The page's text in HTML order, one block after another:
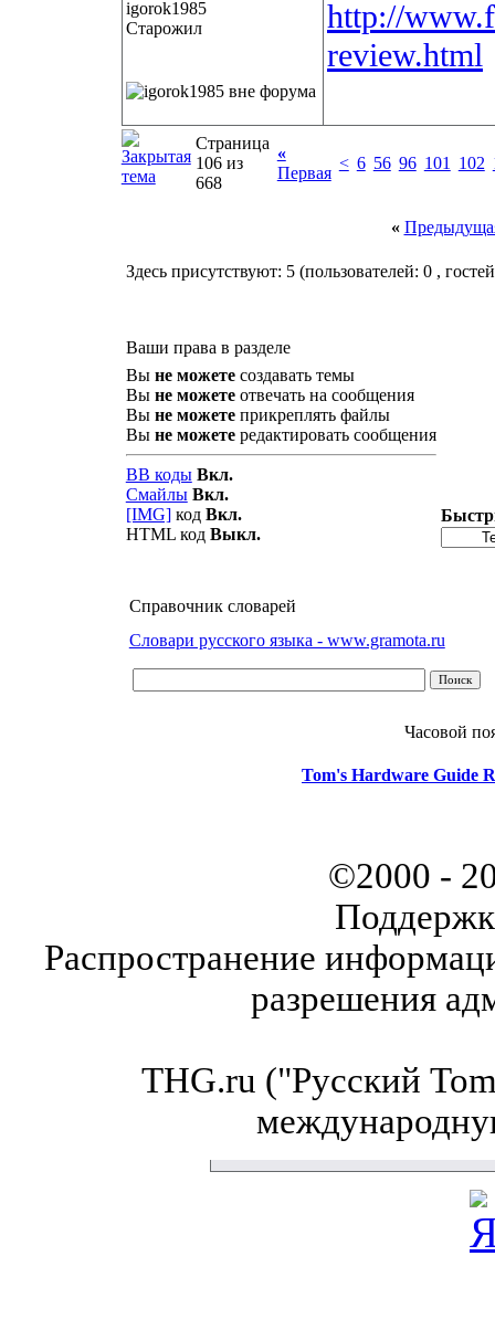
Старожил
http://
review.html
Страница
106 из
668
«
Первая
< 6 56 96 101 102
«
Здесь присутствуют: 5 (пользователей: 0 ,
Ваши права в разделе
Вы не можетесоздавать темы
Вы не можетеотвечать на сообщения
Вы не можетеприкреплять файлы
Вы не можетередактировать сообщения
BB коды Вкл.
Смайлы Вкл.
[IMG]код Вкл.
HTML код Выкл.
Справочник словарей
Словари русского языка - www.gramota.ru
Часовой
Tom's Hardware Guide
©2000 -
Распространение
разрешения
THG.ru ("Русский